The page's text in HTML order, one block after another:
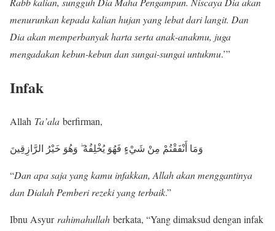
menurunkan kepada kalian hujan yang lebat dari langit. Dan
Dia akan memperbanyak harta serta anak-anakmu, juga
mengadakan kebun-kebun dan sungai-sungai untukmu.’”
Infak
Allah Ta’ala berfirman,
وَمَا أَنْفَقْتُمْ مِنْ شَيْءٍ فَهُوَ يُخْلِفُهُ ۖ وَهُوَ خَيْرُ الرَّازِقِينَ
“Dan apa saja yang kamu infakkan, Allah akan menggantinya
dan Dialah Pemberi rezeki yang terbaik.”
Ibnu Asyur rahimahullah berkata, “Yang dimaksud dengan infak